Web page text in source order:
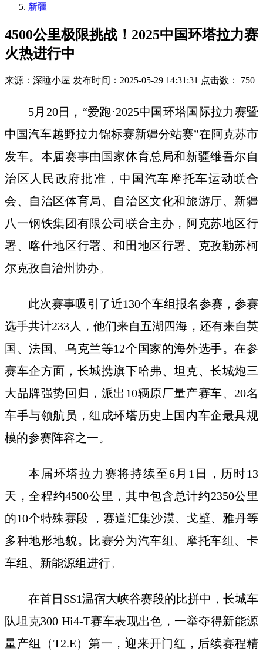
新疆
4500公里极限挑战！2025中国环塔拉力赛
火热进行中
来源：深睡小屋 发布时间：2025-05-29 14:31:31 点击数： 750
5月20日，“爱跑·2025中国环塔国际拉力赛暨
中国汽车越野拉力锦标赛新疆分站赛”在阿克苏市
发车。本届赛事由国家体育总局和新疆维吾尔自
治区人民政府批准，中国汽车摩托车运动联合
会、自治区体育局、自治区文化和旅游厅、新疆
八一钢铁集团有限公司联合主办，阿克苏地区行
署、喀什地区行署、和田地区行署、克孜勒苏柯
尔克孜自治州协办。
此次赛事吸引了近130个车组报名参赛，参赛
选手共计233人，他们来自五湖四海，还有来自英
国、法国、乌克兰等12个国家的海外选手。在参
赛车企方面，长城携旗下哈弗、坦克、长城炮三
大品牌强势回归，派出10辆原厂量产赛车、20名
车手与领航员，组成环塔历史上国内车企最具规
模的参赛阵容之一。
本届环塔拉力赛将持续至6月1日，历时13
天，全程约4500公里，其中包含总计约2350公里
的10个特殊赛段 ，赛道汇集沙漠、戈壁、雅丹等
多种地形地貌。比赛分为汽车组、摩托车组、卡
车组、新能源组进行。
在首日SS1温宿大峡谷赛段的比拼中，长城车
队坦克300 Hi4-T赛车表现出色，一举夺得新能源
量产组（T2.E）第一，迎来开门红，后续赛程精